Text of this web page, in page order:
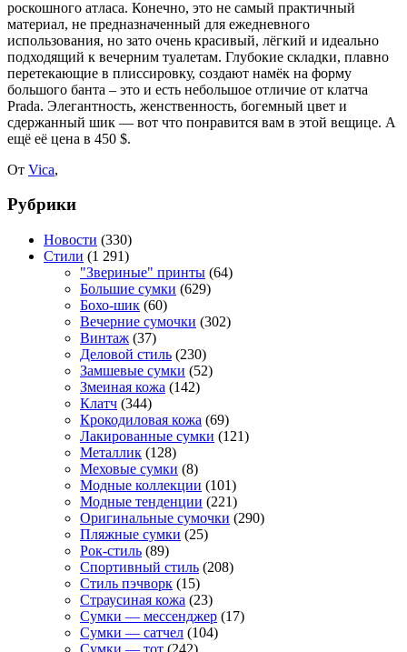
роскошного атласа. Конечно, это не самый практичный
материал, не предназначенный для ежедневного
использования, но зато очень красивый, лёгкий и идеально
подходящий к вечерним туалетам. Глубокие складки, плавно
перетекающие в плиссировку, создают намёк на форму
большого банта – это и есть небольшое отличие от клатча
Prada. Элегантность, женственность, богемный цвет и
сдержанный шик — вот что понравится вам в этой вещице. А
ещё её цена в 450 $.
От Vica,
Рубрики
Новости (330)
Стили (1 291)
"Звериные" принты (64)
Большие сумки (629)
Бохо-шик (60)
Вечерние сумочки (302)
Винтаж (37)
Деловой стиль (230)
Замшевые сумки (52)
Змеиная кожа (142)
Клатч (344)
Крокодиловая кожа (69)
Лакированные сумки (121)
Металлик (128)
Меховые сумки (8)
Модные коллекции (101)
Модные тенденции (221)
Оригинальные сумочки (290)
Пляжные сумки (25)
Рок-стиль (89)
Спортивный стиль (208)
Стиль пэчворк (15)
Страусиная кожа (23)
Сумки — мессенджер (17)
Сумки — сатчел (104)
Сумки — тот (242)